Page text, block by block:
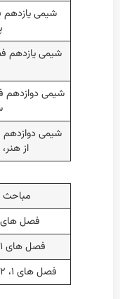
شیمی
شیمی یازدهم
شیمی دوازدهم
شیمی
از
فصل های ۱ تا ۵ دهم
فصل های ۱ تا ۵ یازدهم
فصل های ۱، ۲، ۵ و ۶ دوازدهم